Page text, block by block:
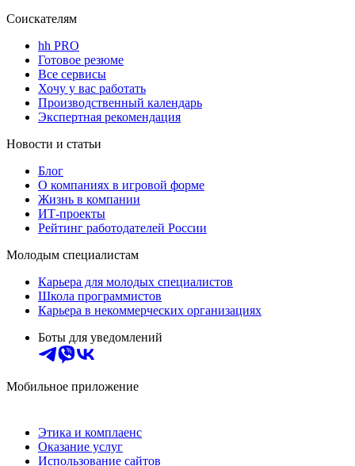
Соискателям
hh PRO
Готовое резюме
Все сервисы
Хочу у вас работать
Производственный календарь
Экспертная рекомендация
Новости и статьи
Блог
О компаниях в игровой форме
Жизнь в компании
ИТ-проекты
Рейтинг работодателей России
Молодым специалистам
Карьера для молодых специалистов
Школа программистов
Карьера в некоммерческих организациях
Боты для уведомлений
Мобильное приложение
Этика и комплаенс
Оказание услуг
Использование сайтов